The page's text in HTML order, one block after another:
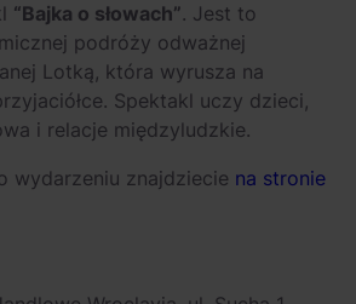
“Bajka o słowach”. Jest to
podróży odważnej
Lotką, która wyrusza na
Spektakl uczy dzieci,
i relacje międzyludzkie.
wydarzeniu znajdziecie na stronie